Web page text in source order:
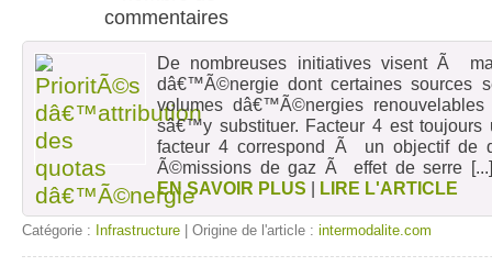
De nombreuses initiatives visent Ã
dâ€™Ã©nergie dont certaines sources
volumes dâ€™Ã©nergies
sâ€™y substituer. Facteur 4 est
facteur 4 correspond Ã un objectif de
Ã©missions de gaz Ã effet de serre
EN SAVOIR PLUS | LIRE L'ARTICLE
Catégorie : Infrastructure | Origine de l'article : intermodalite.com